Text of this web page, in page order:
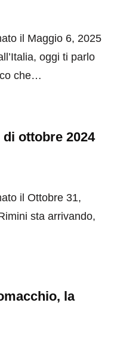
il Maggio 6, 2025
oggi ti parlo
che…
ottobre 2024
il Ottobre 31,
sta arrivando,
la